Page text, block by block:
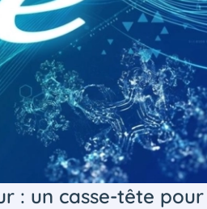
: un casse-tête pour